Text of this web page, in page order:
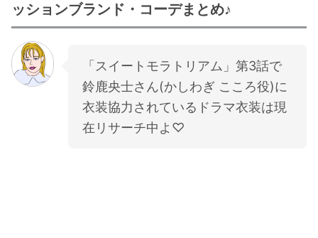
ッションブランド・コーデまとめ♪
「スイートモラトリアム」第3話で
鈴鹿央士さん(かしわぎ こころ役)に
衣装協力されているドラマ衣装は現
在リサーチ中よ♡